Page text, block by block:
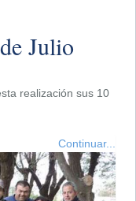
Julio
realización sus 10
Continuar...